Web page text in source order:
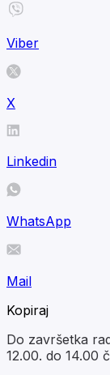
Viber
X
Linkedin
WhatsApp
Mail
Kopiraj
Do završetka
12.00. do 14.00